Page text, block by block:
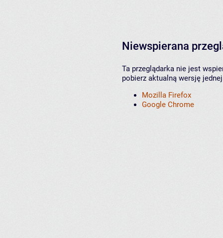
Niewspierana
Ta przeglądarka nie jest
pobierz aktualną wersję
Mozilla Firefox
Google Chrome